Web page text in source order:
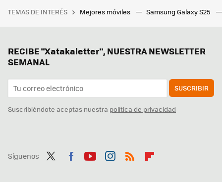
TEMAS DE INTERÉS Mejores móviles Samsung Galaxy S25
RECIBE "Xatakaletter", NUESTRA NEWSLETTER
SEMANAL
SUSCRIBIR
Suscribiéndote aceptas nuestra política de privacidad
Síguenos